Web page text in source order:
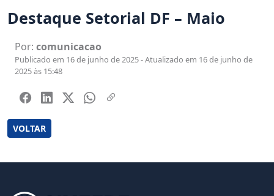
Destaque Setorial DF – Maio
Por: comunicacao
Publicado em 16 de junho de 2025 - Atualizado em 16 de junho de
2025 às 15:48
VOLTAR